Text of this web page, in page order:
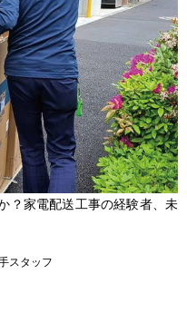
？家電配送工事の経験者、未
スタッフ